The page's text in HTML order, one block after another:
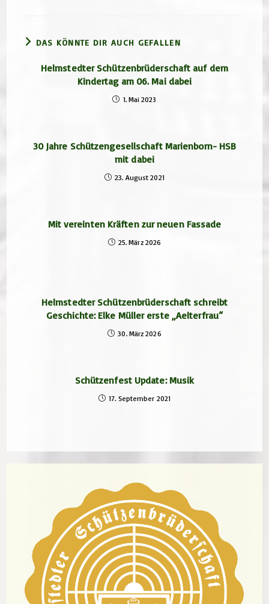
DAS KÖNNTE DIR AUCH GEFALLEN
Helmstedter Schützenbrüderschaft auf dem
Kindertag am 06. Mai dabei
1. Mai 2023
30 Jahre Schützengesellschaft Marienborn- HSB
mit dabei
23. August 2021
Mit vereinten Kräften zur neuen Fassade
25. März 2026
Helmstedter Schützenbrüderschaft schreibt
Geschichte: Elke Müller erste „Aelterfrau“
30. März 2026
Schützenfest Update: Musik
17. September 2021